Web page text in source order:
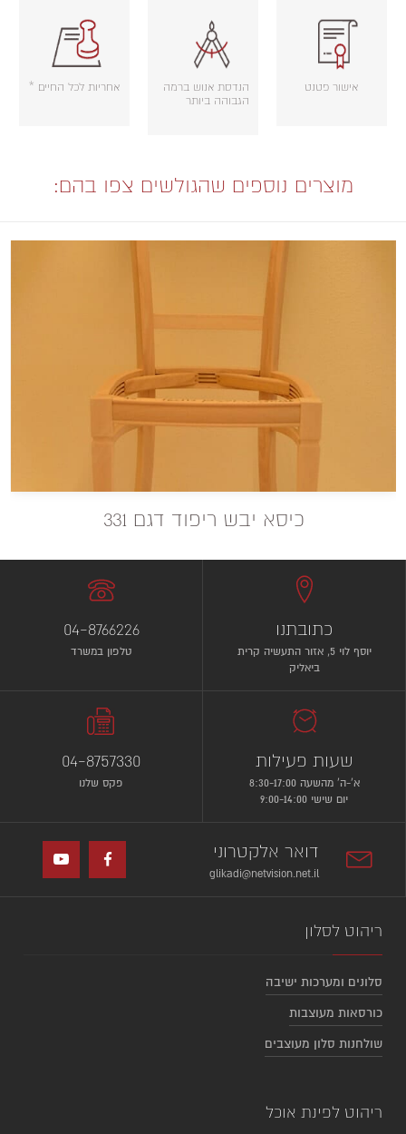
אישור פטנט
הנדסת אנוש ברמה
הגבוהה ביותר
אחריות לכל החיים *
מוצרים נוספים שהגולשים צפו בהם:
כיסא יבש ריפוד דגם 331
דואר אלקטרוני
glikadi@netvision.net.il
04-8757330
פקס שלנו
שעות פעילות
א’-ה’ מהשעה 8:30-17:00
יום שישי 9:00-14:00
04-8766226
טלפון במשרד
כתובתנו
יוסף לוי 5, אזור התעשיה קרית
ביאליק
ריהוט לסלון
סלונים ומערכות ישיבה
כורסאות מעוצבות
שולחנות סלון מעוצבים
ריהוט לפינת אוכל